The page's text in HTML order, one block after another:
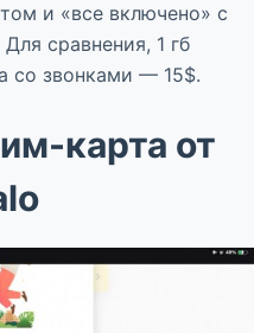
и «все включено» с
сравнения, 1 гб
со звонками — 15$.
карта от